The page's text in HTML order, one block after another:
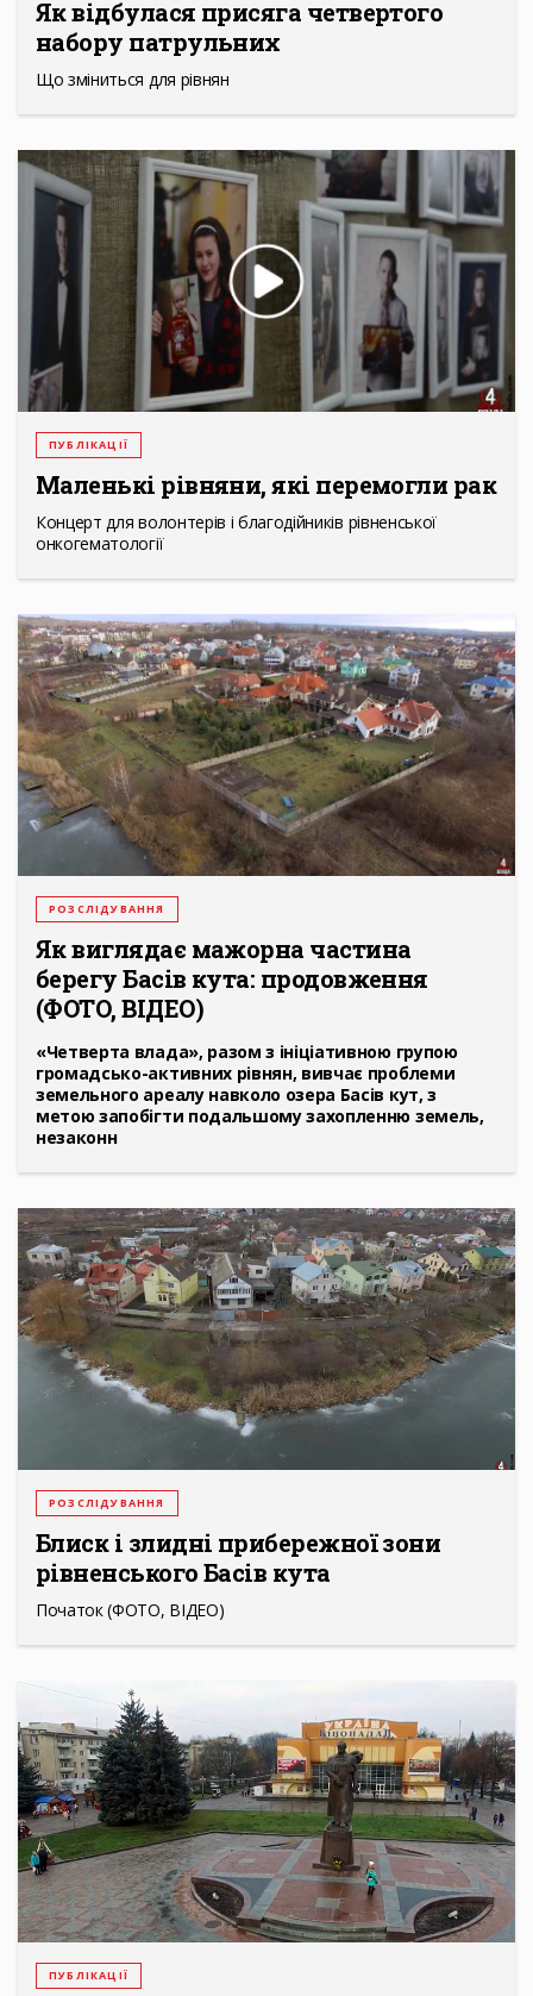
Як відбулася присяга четвертого
набору патрульних
Що зміниться для рівнян
ПУБЛІКАЦІЇ
Маленькі рівняни, які перемогли рак
Концерт для волонтерів і благодійників рівненської
онкогематології
РОЗСЛІДУВАННЯ
Як виглядає мажорна частина
берегу Басів кута: продовження
(ФОТО, ВІДЕО)
«Четверта влада», разом з ініціативною групою
громадсько-активних рівнян, вивчає проблеми
земельного ареалу навколо озера Басів кут, з
метою запобігти подальшому захопленню земель,
незаконн
РОЗСЛІДУВАННЯ
Блиск і злидні прибережної зони
рівненського Басів кута
Початок (ФОТО, ВІДЕО)
ПУБЛІКАЦІЇ